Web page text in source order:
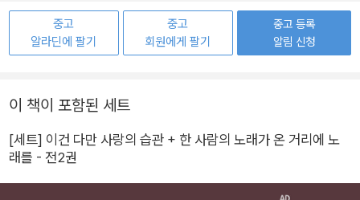
중고
알라딘에 팔기
중고
회원에게 팔기
중고 등록
알림 신청
이 책이 포함된 세트
[세트] 이건 다만 사랑의 습관 + 한 사람의 노래가 온 거리에 노
래를 - 전2권